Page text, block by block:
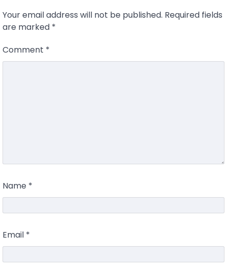
Your email address will not be published. Required fields
are marked *
Comment *
Name *
Email *